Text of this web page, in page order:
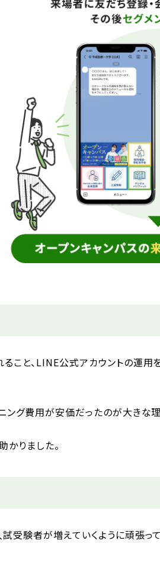
と、LINE公式アカウントの運用
ング費用が安価だったのが大きな理
かりました。
受験者が増えていくように頑張って